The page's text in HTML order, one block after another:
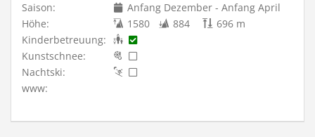
Saison:
Anfang Dezember - Anfang April
Höhe:
1580 884
696 m
Kinderbetreuung:
Kunstschnee:
Nachtski:
www: